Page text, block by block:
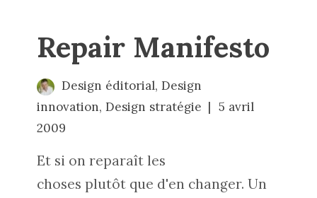
Repair Manifesto
Design éditorial, Design
innovation,Design stratégie
5 avril
2009
Et si on reparaît les
choses plutôt que d'en changer. Un